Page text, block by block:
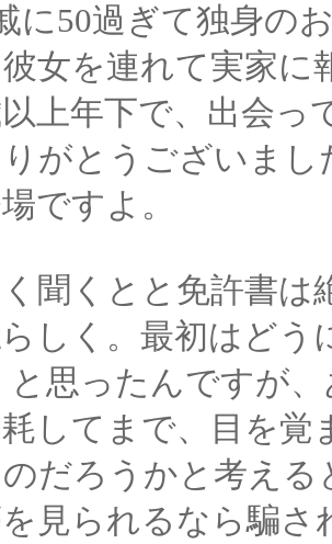
に50過ぎて独身の
女を連れて実家に
上年下で、出会っ
がとうございま
ですよ。
聞くとと免許書は
しく。最初はどう
と思ったんですが
してまで、目を
だろうかと考え
見られるなら騙